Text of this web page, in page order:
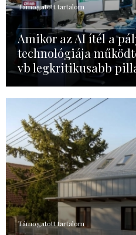
Támogatott tartalom
Amikor az AI ítél a
technológiája
vb legkritikusabb
Támogatott tartalom